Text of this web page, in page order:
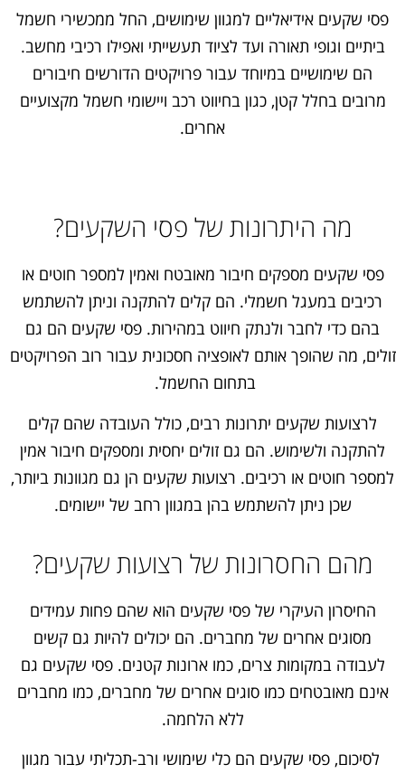
פסי שקעים אידיאליים למגוון שימושים, החל ממכשירי חשמל
ביתיים וגופי תאורה ועד לציוד תעשייתי ואפילו רכיבי מחשב.
הם שימושיים במיוחד עבור פרויקטים הדורשים חיבורים
מרובים בחלל קטן, כגון בחיווט רכב ויישומי חשמל מקצועיים
אחרים.
מה היתרונות של פסי השקעים?
פסי שקעים מספקים חיבור מאובטח ואמין למספר חוטים או
רכיבים במעגל חשמלי. הם קלים להתקנה וניתן להשתמש
בהם כדי לחבר ולנתק חיווט במהירות. פסי שקעים הם גם
זולים, מה שהופך אותם לאופציה חסכונית עבור רוב הפרויקטים
בתחום החשמל.
לרצועות שקעים יתרונות רבים, כולל העובדה שהם קלים
להתקנה ולשימוש. הם גם זולים יחסית ומספקים חיבור אמין
למספר חוטים או רכיבים. רצועות שקעים הן גם מגוונות ביותר,
שכן ניתן להשתמש בהן במגוון רחב של יישומים.
מהם החסרונות של רצועות שקעים?
החיסרון העיקרי של פסי שקעים הוא שהם פחות עמידים
מסוגים אחרים של מחברים. הם יכולים להיות גם קשים
לעבודה במקומות צרים, כמו ארונות קטנים. פסי שקעים גם
אינם מאובטחים כמו סוגים אחרים של מחברים, כמו מחברים
ללא הלחמה.
לסיכום, פסי שקעים הם כלי שימושי ורב-תכליתי עבור מגוון